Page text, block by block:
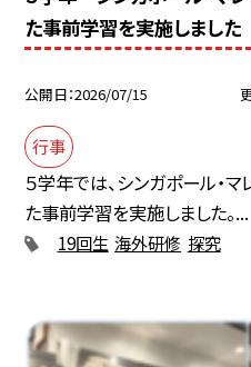
た事前学習を実施しました
公開日 2026/07/15
行事
５学年では、シンガポール・
た事前学習を実施しました。...
19回生 海外研修 探究